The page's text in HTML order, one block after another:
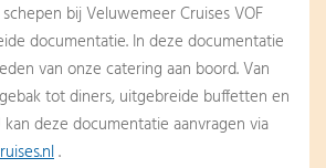
bij Veluwemeer Cruises VOF
documentatie. In deze documentatie
van onze catering aan boord. Van
tot diners, uitgebreide buffetten en
deze documentatie aanvragen via
.